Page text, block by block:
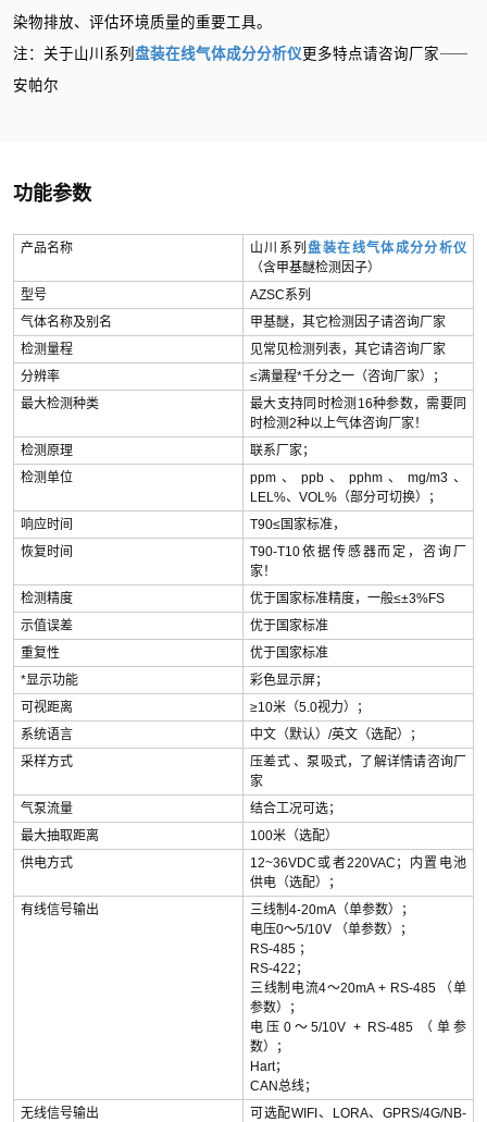
染物排放、评估环境质量的重要工具。
注：关于山川系列 盘装在线气体成分分析仪 更多特点请咨询厂家⸺
安帕尔
功能参数
产品名称 山川系列盘装在线气体成分分析仪
（含甲基醚检测因子）
型号
AZSC系列
气体名称及别名
甲基醚，其它检测因子请咨询厂家
检测量程
见常见检测列表，其它请咨询厂家
分辨率
≤满量程*千分之一（咨询厂家）；
最大检测种类
最大支持同时检测16种参数，需要同
时检测2种以上气体咨询厂家！
检测原理
联系厂家；
检测单位
ppm、ppb、pphm、mg/m3、
LEL%、VOL%（部分可切换）；
响应时间
T90≤国家标准，
恢复时间
T90-T10依据传感器而定，咨询厂
家！
检测精度
优于国家标准精度，一般≤±3%FS
示值误差
优于国家标准
重复性
优于国家标准
*显示功能
彩色显示屏；
可视距离
≥10米（5.0视力）；
系统语言
中文（默认）/英文（选配）；
采样方式
压差式 、泵吸式，了解详情请咨询厂
家
气泵流量
结合工况可选；
最大抽取距离
100米（选配）
供电方式
12~36VDC或者220VAC；内置电池
供电（选配）；
有线信号输出
三线制4-20mA（单参数）；
电压0～5/10V （单参数）；
RS-485 ；
RS-422；
三线制电流4～20mA + RS-485 （单
参数）；
电压0～5/10V + RS-485 （单参
数）；
Hart；
CAN总线；
无线信号输出
可选配WIFI、LORA、GPRS/4G/NB-